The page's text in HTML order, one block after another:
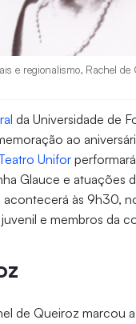
e regionalismo, Rachel
da Universidade de
ao
Unifor
Glauce e atuações
às 9h30,
e membros da
de Queiroz marcou